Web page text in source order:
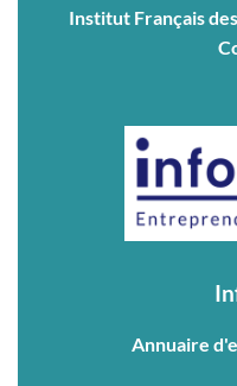
Institut Français
Annuaire